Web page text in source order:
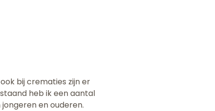
bij crematies zijn er
heb ik een aantal
en ouderen.